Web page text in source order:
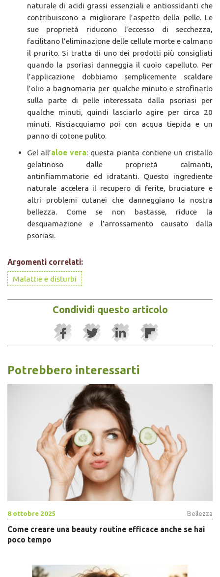
naturale di acidi grassi essenziali e antiossidanti che
contribuiscono a migliorare l’aspetto della pelle. Le
sue proprietà riducono l’eccesso di secchezza,
facilitano l’eliminazione delle cellule morte e calmano
il prurito. Si tratta di uno dei prodotti più consigliati
quando la psoriasi danneggia il cuoio capelluto. Per
l’applicazione dobbiamo semplicemente scaldare
l’olio a bagnomaria per qualche minuto e strofinarlo
sulla parte di pelle interessata dalla psoriasi per
qualche minuti, quindi lasciarlo agire per circa 20
minuti. Risciacquiamo poi con acqua tiepida e un
panno di cotone pulito.
Gel all’aloe vera: questa pianta contiene un cristallo
gelatinoso dalle proprietà calmanti,
antinfiammatorie ed idratanti. Questo ingrediente
naturale accelera il recupero di ferite, bruciature e
altri problemi cutanei che danneggiano la nostra
bellezza. Come se non bastasse, riduce la
desquamazione e l’arrossamento causato dalla
psoriasi.
Argomenti correlati:
Malattie e disturbi
Condividi questo articolo
Potrebbero interessarti
8 ottobre 2025 Bellezza
Come creare una beauty routine efficace anche se hai
poco tempo